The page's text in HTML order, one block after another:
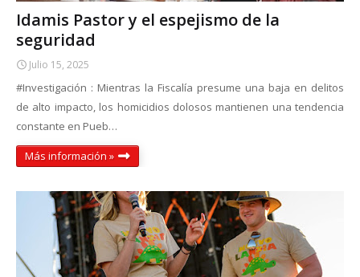
Idamis Pastor y el espejismo de la
seguridad
Julio 15, 2025
#Investigación : Mientras la Fiscalía presume una baja en delitos
de alto impacto, los homicidios dolosos mantienen una tendencia
constante en Pueb…
Más información »